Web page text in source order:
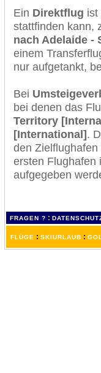
Ein Direktflug ist
stattfinden kann,
nach Adelaide -
einem
nur aufgetankt,
Bei
bei denen das
Territory
[International].
den
ersten Flughafen
aufgegeben
FRAGEN ? :
FLÜGE : SKIURLAUB :